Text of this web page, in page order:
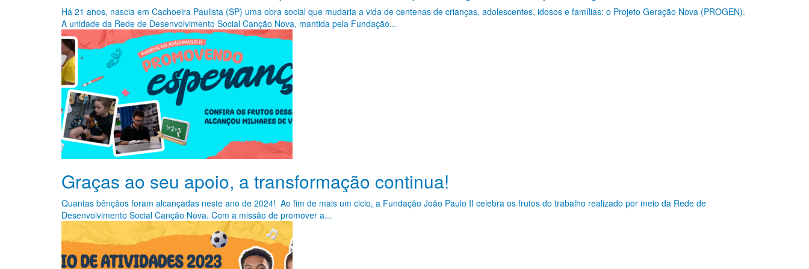
Há 21 anos, nascia em Cachoeira Paulista (SP) uma obra social que mudaria a vida de centenas de crianças, adolescentes, idosos e famílias: o Projeto Geração Nova (PROGEN).
A unidade da Rede de Desenvolvimento Social Canção Nova, mantida pela Fundação...
Graças ao seu apoio, a transformação continua!
Quantas bênçãos foram alcançadas neste ano de 2024! Ao fim de mais um ciclo, a Fundação João Paulo II celebra os frutos do trabalho realizado por meio da Rede de
Desenvolvimento Social Canção Nova. Com a missão de promover a...